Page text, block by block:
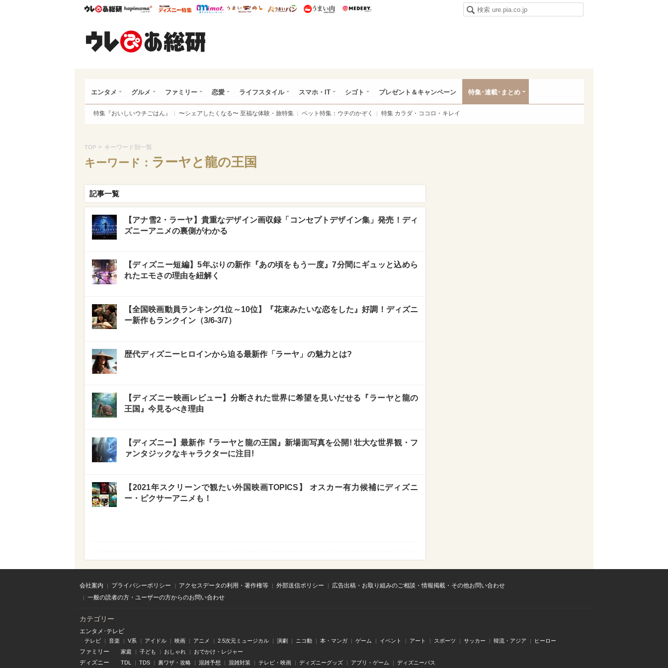
ウレぴあ総研ハピママ* ウレぴあ総研 ディズニー特集
mimot. うまいめし うまいパン うまい肉
エンタメ グルメ ファミリー 恋愛 ライフスタイル スマホ・IT シゴト プレゼント＆キャンペーン 特集･連載･まとめ
特集『おいしいウチごはん』 〜シェアしたくなる〜 至福な体験・旅特集 ペット特集：ウチのかぞく 特集 カラダ・ココロ・キレイ
TOP > キーワード別一覧
キーワード： ラーヤと龍の王国
記事一覧
【アナ雪2・ラーヤ】貴重なデザイン画収録「コンセプトデザイン集」発売！ディ
ズニーアニメの裏側がわかる
【ディズニー短編】5年ぶりの新作『あの頃をもう一度』7分間にギュッと込めら
れたエモさの理由を紐解く
【全国映画動員ランキング1位～10位】『花束みたいな恋をした』好調！ディズニ
ー新作もランクイン（3/6-3/7）
歴代ディズニーヒロインから迫る最新作「ラーヤ」の魅力とは?
【ディズニー映画レビュー】分断された世界に希望を見いだせる『ラーヤと龍の
王国』今見るべき理由
【ディズニー】最新作『ラーヤと龍の王国』新場面写真を公開! 壮大な世界観・フ
ァンタジックなキャラクターに注目!
【2021年スクリーンで観たい外国映画TOPICS】 オスカー有力候補にディズニ
ー・ピクサーアニメも！
会社案内 プライバシーポリシー アクセスデータの利用・著作権等 外部送信ポリシー
広告出稿・お取り組みのご相談・情報掲載・その他お問い合わせ
一般の読者の方・ユーザーの方からのお問い合わせ
カテゴリー
エンタメ･テレビ
テレビ 音楽 V系 アイドル 映画 アニメ 2.5次元ミュージカル 演劇 ニコ動 本・マンガ ゲーム イベント アート スポーツ サッカー 韓流・アジア ヒーロー
ファミリー 家庭 子ども おしゃれ おでかけ・レジャー
ディズニー TDL TDS 裏ワザ・攻略 混雑予想 混雑対策 テレビ・映画 ディズニーグッズ アプリ・ゲーム ディズニーパス